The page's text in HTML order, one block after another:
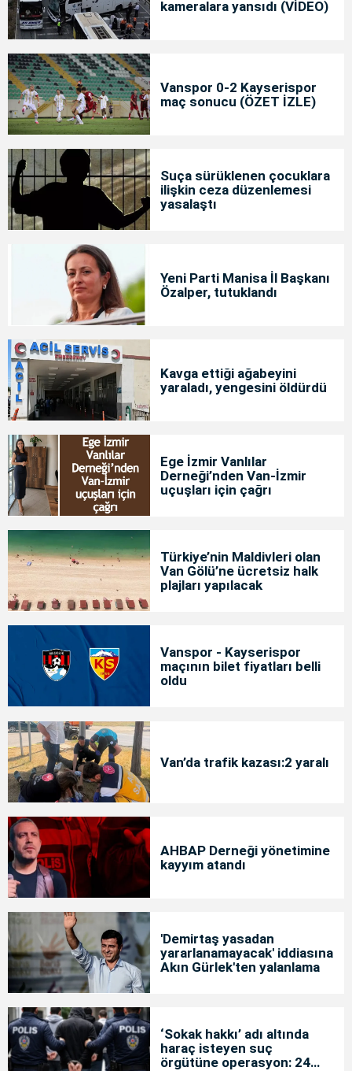
kameralara yansıdı (VİDEO)
Vanspor 0-2 Kayserispor
maç sonucu (ÖZET İZLE)
Suça sürüklenen çocuklara
ilişkin ceza düzenlemesi
yasalaştı
Yeni Parti Manisa İl Başkanı
Özalper, tutuklandı
Kavga ettiği ağabeyini
yaraladı, yengesini öldürdü
Ege İzmir Vanlılar
Derneği’nden Van-İzmir
uçuşları için çağrı
Türkiye’nin Maldivleri olan
Van Gölü’ne ücretsiz halk
plajları yapılacak
Vanspor - Kayserispor
maçının bilet fiyatları belli
oldu
Van’da trafik kazası:2 yaralı
AHBAP Derneği yönetimine
kayyım atandı
'Demirtaş yasadan
yararlanamayacak' iddiasına
Akın Gürlek'ten yalanlama
‘Sokak hakkı’ adı altında
haraç isteyen suç
örgütüne operasyon: 24